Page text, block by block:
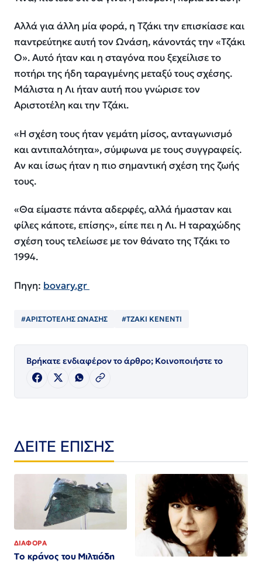
Αλλά για άλλη μία φορά, η Τζάκι την επισκίασε και
παντρεύτηκε αυτή τον Ωνάση, κάνοντάς την «Τζάκι
Ο». Αυτό ήταν και η σταγόνα που ξεχείλισε το
ποτήρι της ήδη ταραγμένης μεταξύ τους σχέσης.
Μάλιστα η Λι ήταν αυτή που γνώρισε τον
Αριστοτέλη και την Τζάκι.
«Η σχέση τους ήταν γεμάτη μίσος, ανταγωνισμό
και αντιπαλότητα», σύμφωνα με τους συγγραφείς.
Αν και ίσως ήταν η πιο σημαντική σχέση της ζωής
τους.
«Θα είμαστε πάντα αδερφές, αλλά ήμασταν και
φίλες κάποτε, επίσης», είπε πει η Λι. Η ταραχώδης
σχέση τους τελείωσε με τον θάνατο της Τζάκι το
1994.
Πηγη: bovary.gr
#ΑΡΙΣΤΟΤΕΛΗΣ ΩΝΑΣΗΣ #ΤΖΑΚΙ ΚΕΝΕΝΤΙ
Βρήκατε ενδιαφέρον το άρθρο; Κοινοποιήστε το
ΔΕΙΤΕ ΕΠΙΣΗΣ
ΔΙΑΦΟΡΑ
Το κράνος του Μιλτιάδη